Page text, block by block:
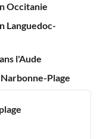
Occitanie
Languedoc-
l'Aude
Plage